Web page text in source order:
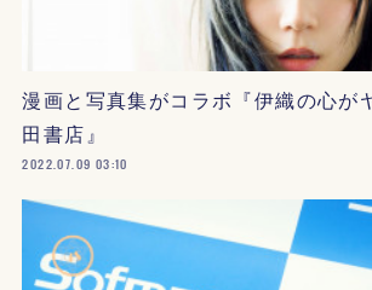
漫画と写真集がコラボ『伊織の心が
田書店』
2022.07.09 03:10